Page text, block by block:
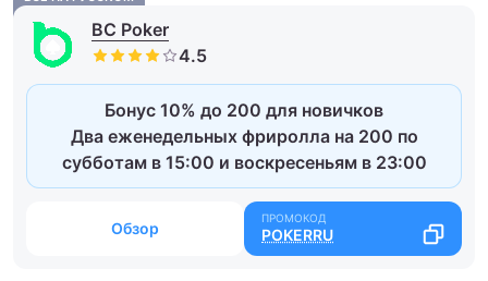
BC Poker
Бонус 10% до 200 для новичков
Два еженедельных фриролла на 200 по
субботам в 15:00 и воскресеньям в 23:00
Обзор POKERRU